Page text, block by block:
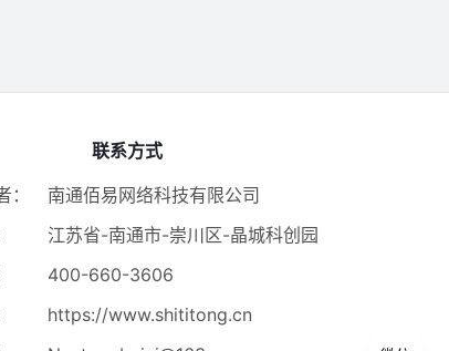
联系方式
：
南通佰易网络科技有限公司
江苏省-南通市-崇川区-晶城科创园
400-660-3606
https://www.shititong.cn